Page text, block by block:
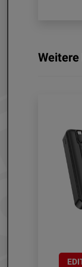
Weitere